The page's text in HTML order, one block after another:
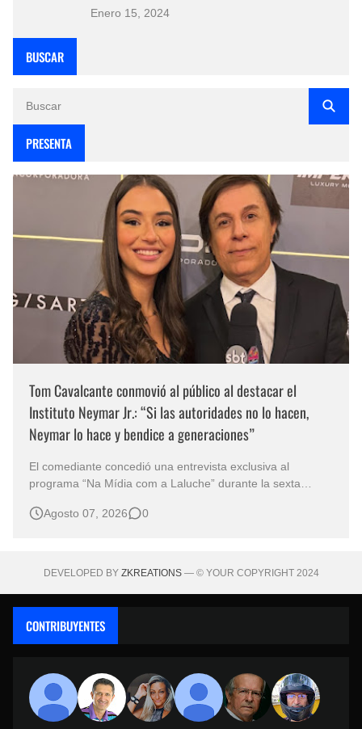
Enero 15, 2024
BUSCAR
PRESENTA
Tom Cavalcante conmovió al público al destacar el
Instituto Neymar Jr.: “Si las autoridades no lo hacen,
Neymar lo hace y bendice a generaciones”
El comediante concedió una entrevista exclusiva al
programa “Na Mídia com a Laluche” durante la sexta
eventos benéficos más importantes de Brasil. En medio del
Agosto 07, 2026 0
DEVELOPED BY ZKREATIONS— © YOUR COPYRIGHT 2024
CONTRIBUYENTES